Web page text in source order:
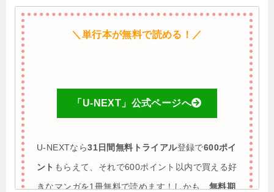
＼単行本が無料で読める！／
「U-NEXT」公式ページへ
U-NEXTなら31日間無料トライアル登録で600ポイ
ント もらえて、それで600ポイント以内で買える好
きなマンガを1冊無料で読めます！しかも、無料期